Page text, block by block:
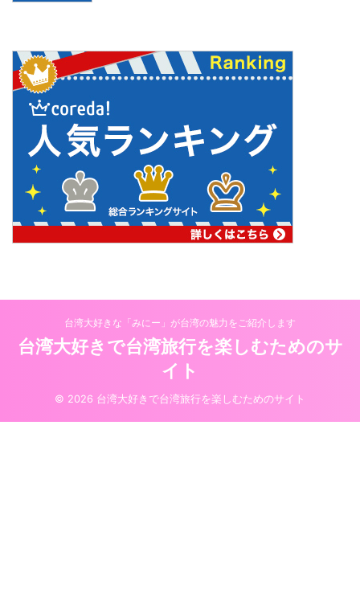
台湾大好きな「みにー」が台湾の魅力をご紹介します
台湾大好きで台湾旅行を楽しむためのサ
イト
© 2026 台湾大好きで台湾旅行を楽しむためのサイト